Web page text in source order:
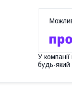
У
будь-який